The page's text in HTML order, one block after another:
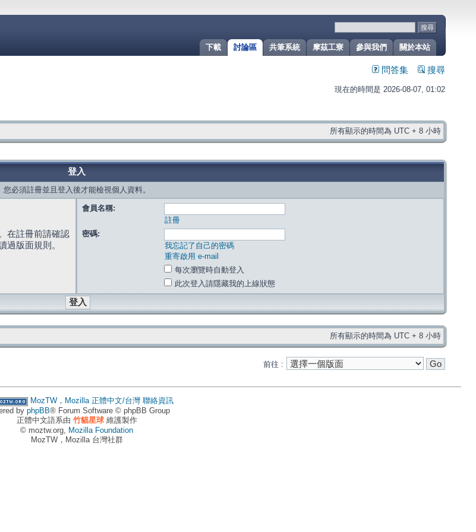
關於本站
參與我們
摩茲工寮
共筆系統
討論區
下載
問答集 搜尋
現在的時間是 2026-08-07, 01:02
所有顯示的時間為 UTC + 8 小時
登入
您必須註冊並且登入後才能檢視個人資料。
在註冊前請確認
過版面規則。
會員名稱:
註冊
密碼:
我忘記了自己的密碼
重寄啟用 e-mail
每次瀏覽時自動登入
此次登入請隱藏我的上線狀態
所有顯示的時間為 UTC + 8 小時
前往 :
MozTW，Mozilla 正體中文/台灣 聯絡資訊
by phpBB® Forum Software © phpBB Group
正體中文語系由 竹貓星球維護製作
© moztw.org, Mozilla Foundation
MozTW，Mozilla 台灣社群